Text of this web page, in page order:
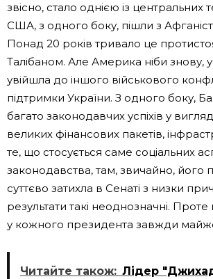
звісно, ​​стало однією із центральних
США, з одного боку, пішли з
Понад 20 років тривало це
Талібаном. Але Америка ніби знову,
увійшла до іншого військового
підтримки України. З одного боку,
багато законодавчих успіхів у
великих фінансових пакетів,
те, що стосується саме соціальних
законодавства, там, звичайно, його
суттєво затихла в Сенаті з низки
результати такі неоднозначні.
у кожного президента завжди
Читайте також: Лідер